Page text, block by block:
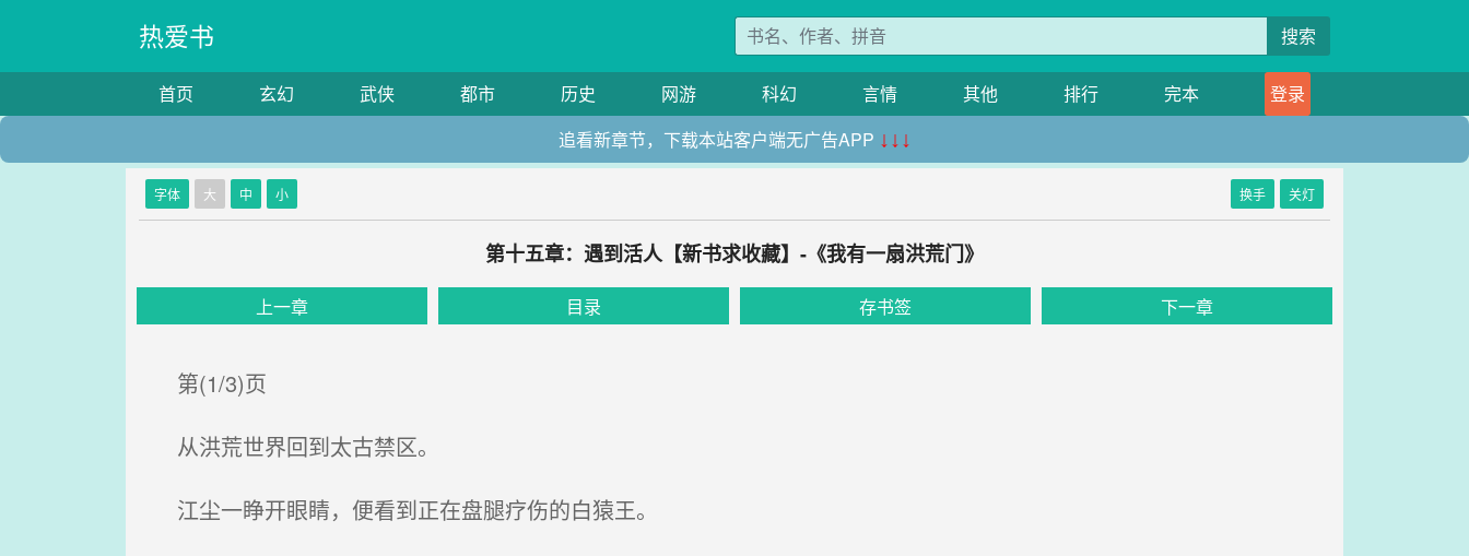
热爱书 搜索
首页 玄幻 武侠 都市 历史 网游 科幻 言情 其他 排行 完本
登录
追看新章节，下载本站客户端无广告APP ↓↓↓
字体 大 中 小 换手 关灯
第十五章：遇到活人【新书求收藏】-《我有一扇洪荒门》
上一章 目录 存书签 下一章
第(1/3)页
从洪荒世界回到太古禁区。
江尘一睁开眼睛，便看到正在盘腿疗伤的白猿王。